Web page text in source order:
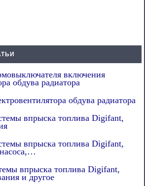
включения
обдува радиатора
обдува радиатора
впрыска топлива Digifant,
впрыска топлива Digifant,
впрыска топлива Digifant,
и другое